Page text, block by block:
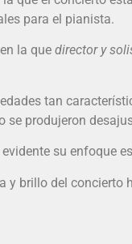
para el pianista.
en la que director y
tan
produjeron
su enfoque
brillo del